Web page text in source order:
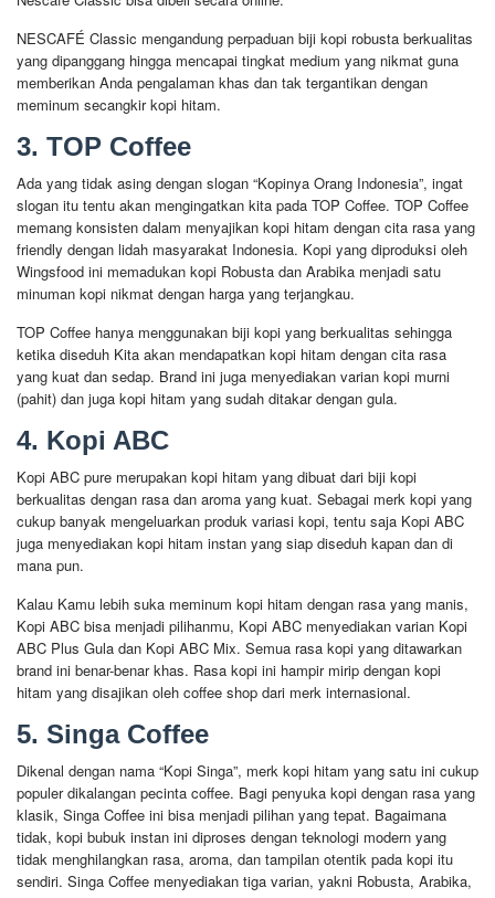
NESCAFÉ Classic mengandung perpaduan biji kopi robusta berkualitas
yang dipanggang hingga mencapai tingkat medium yang nikmat guna
memberikan Anda pengalaman khas dan tak tergantikan dengan
meminum secangkir kopi hitam.
3. TOP Coffee
Ada yang tidak asing dengan slogan “Kopinya Orang Indonesia”, ingat
slogan itu tentu akan mengingatkan kita pada TOP Coffee. TOP Coffee
memang konsisten dalam menyajikan kopi hitam dengan cita rasa yang
friendly dengan lidah masyarakat Indonesia. Kopi yang diproduksi oleh
Wingsfood ini memadukan kopi Robusta dan Arabika menjadi satu
minuman kopi nikmat dengan harga yang terjangkau.
TOP Coffee hanya menggunakan biji kopi yang berkualitas sehingga
ketika diseduh Kita akan mendapatkan kopi hitam dengan cita rasa
yang kuat dan sedap. Brand ini juga menyediakan varian kopi murni
(pahit) dan juga kopi hitam yang sudah ditakar dengan gula.
4. Kopi ABC
Kopi ABC pure merupakan kopi hitam yang dibuat dari biji kopi
berkualitas dengan rasa dan aroma yang kuat. Sebagai merk kopi yang
cukup banyak mengeluarkan produk variasi kopi, tentu saja Kopi ABC
juga menyediakan kopi hitam instan yang siap diseduh kapan dan di
mana pun.
Kalau Kamu lebih suka meminum kopi hitam dengan rasa yang manis,
Kopi ABC bisa menjadi pilihanmu, Kopi ABC menyediakan varian Kopi
ABC Plus Gula dan Kopi ABC Mix. Semua rasa kopi yang ditawarkan
brand ini benar-benar khas. Rasa kopi ini hampir mirip dengan kopi
hitam yang disajikan oleh coffee shop dari merk internasional.
5. Singa Coffee
Dikenal dengan nama “Kopi Singa”, merk kopi hitam yang satu ini cukup
populer dikalangan pecinta coffee. Bagi penyuka kopi dengan rasa yang
klasik, Singa Coffee ini bisa menjadi pilihan yang tepat. Bagaimana
tidak, kopi bubuk instan ini diproses dengan teknologi modern yang
tidak menghilangkan rasa, aroma, dan tampilan otentik pada kopi itu
sendiri. Singa Coffee menyediakan tiga varian, yakni Robusta, Arabika,